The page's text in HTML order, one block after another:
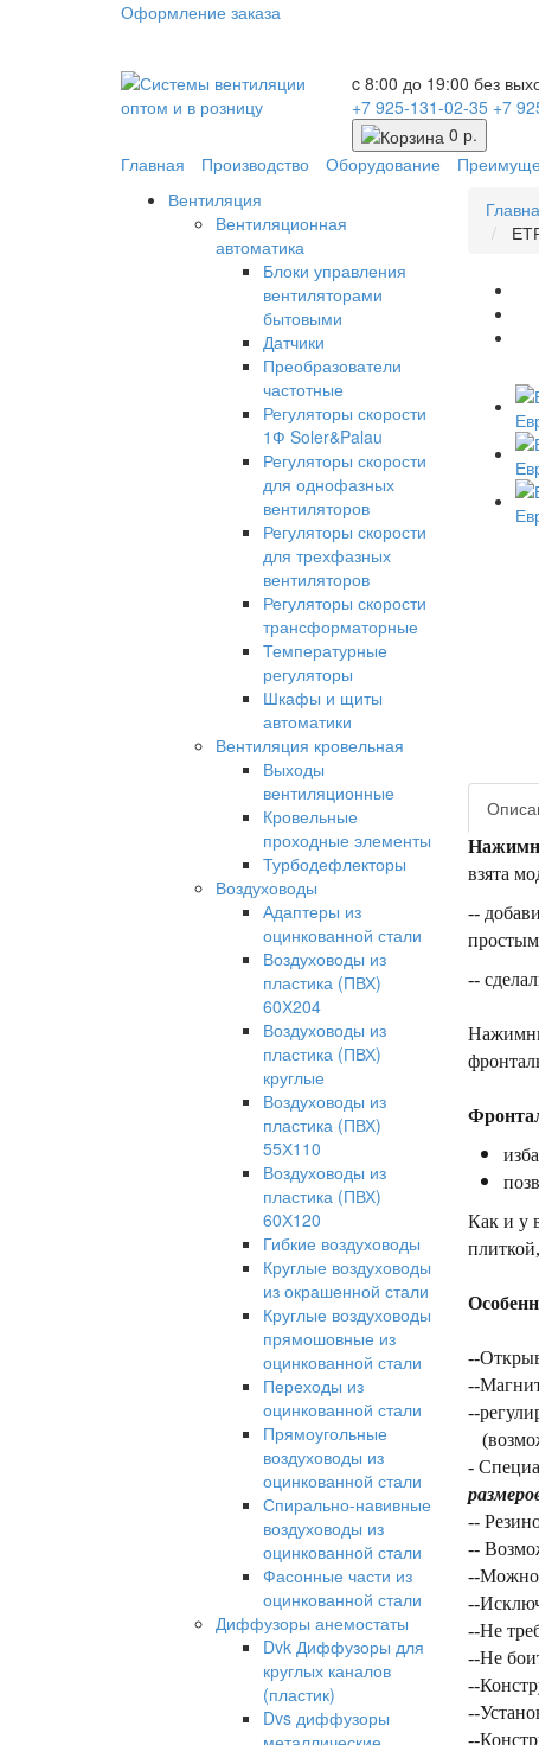
Оформление заказа
c 8:00 до 19:00 без
+7 925-131-02-35 +7
0 р.
Главная
Производство Оборудование
Вентиляция
Вентиляционная
автоматика
Блоки управления
вентиляторами
бытовыми
Датчики
Преобразователи
частотные
Регуляторы скорости
1Ф Soler&Palau
Регуляторы скорости
для однофазных
вентиляторов
Регуляторы скорости
для трехфазных
вентиляторов
Регуляторы скорости
трансформаторные
Температурные
регуляторы
Шкафы и щиты
автоматики
Вентиляция кровельная
Выходы
вентиляционные
Кровельные
проходные элементы
Турбодефлекторы
Воздуховоды
Адаптеры из
оцинкованной стали
Воздуховоды из
пластика (ПВХ)
60Х204
Воздуховоды из
пластика (ПВХ)
круглые
Воздуховоды из
пластика (ПВХ)
55Х110
Воздуховоды из
пластика (ПВХ)
60Х120
Гибкие воздуховоды
Круглые воздуховоды
из окрашенной стали
Круглые воздуховоды
прямошовные из
оцинкованной стали
Переходы из
оцинкованной стали
Прямоугольные
воздуховоды из
оцинкованной стали
Спирально-навивные
воздуховоды из
оцинкованной стали
Фасонные части из
оцинкованной стали
Диффузоры анемостаты
Dvk Диффузоры для
круглых каналов
(пластик)
Dvs диффузоры
взята
--
--
Как и у
--
--
--
-
--
--
--Можно
--
--Не
--Не
--
--
--